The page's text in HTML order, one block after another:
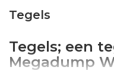
Tegels
Tegels; een
Megadump